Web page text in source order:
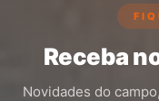
Receba
Novidades do